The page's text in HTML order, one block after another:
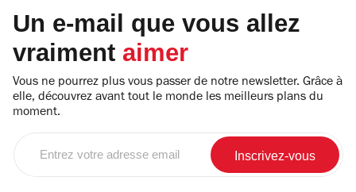
Un e-mail que vous allez
vraiment aimer
Vous ne pourrez plus vous passer de notre newsletter. Grâce à
elle, découvrez avant tout le monde les meilleurs plans du
moment.